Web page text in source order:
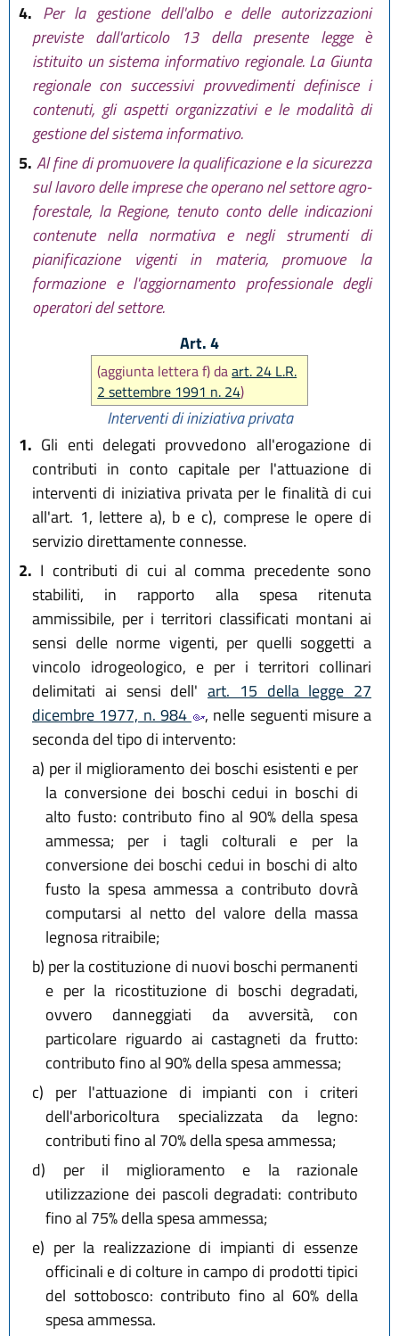
4. Per la gestione dell'albo e delle autorizzazioni
previste dall'articolo 13 della presente legge è
istituito un sistema informativo regionale. La Giunta
regionale con successivi provvedimenti definisce i
contenuti, gli aspetti organizzativi e le modalità di
gestione del sistema informativo.
5. Al fine di promuovere la qualificazione e la sicurezza
sul lavoro delle imprese che operano nel settore agro-
forestale, la Regione, tenuto conto delle indicazioni
contenute nella normativa e negli strumenti di
pianificazione vigenti in materia, promuove la
formazione e l'aggiornamento professionale degli
operatori del settore.
Art. 4
(aggiunta lettera f) daart. 24 L.R.
2 settembre 1991 n. 24)
Interventi di iniziativa privata
1. Gli enti delegati provvedono all'erogazione di
contributi in conto capitale per l'attuazione di
interventi di iniziativa privata per le finalità di cui
all'art. 1, lettere a), b e c), comprese le opere di
servizio direttamente connesse.
2. I contributi di cui al comma precedente sono
stabiliti, in rapporto alla spesa ritenuta
ammissibile, per i territori classificati montani ai
sensi delle norme vigenti, per quelli soggetti a
vincolo idrogeologico, e per i territori collinari
delimitati ai sensi dell' art. 15 della legge 27
dicembre 1977, n. 984
, nelle seguenti misure a
seconda del tipo di intervento:
a) per il miglioramento dei boschi esistenti e per
la conversione dei boschi cedui in boschi di
alto fusto: contributo fino al 90% della spesa
ammessa; per i tagli colturali e per la
conversione dei boschi cedui in boschi di alto
fusto la spesa ammessa a contributo dovrà
computarsi al netto del valore della massa
legnosa ritraibile;
b) per la costituzione di nuovi boschi permanenti
e per la ricostituzione di boschi degradati,
ovvero danneggiati da avversità, con
particolare riguardo ai castagneti da frutto:
contributo fino al 90% della spesa ammessa;
c) per l'attuazione di impianti con i criteri
dell'arboricoltura specializzata da legno:
contributi fino al 70% della spesa ammessa;
d) per il miglioramento e la razionale
utilizzazione dei pascoli degradati: contributo
fino al 75% della spesa ammessa;
e) per la realizzazione di impianti di essenze
officinali e di colture in campo di prodotti tipici
del sottobosco: contributo fino al 60% della
spesa ammessa.